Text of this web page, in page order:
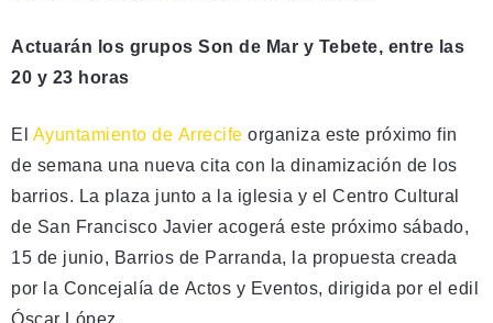
Actuarán los grupos Son de Mar y Tebete, entre las
20 y 23 horas
El Ayuntamiento de Arrecife organiza este próximo fin
de semana una nueva cita con la dinamización de los
barrios. La plaza junto a la iglesia y el Centro Cultural
de San Francisco Javier acogerá este próximo sábado,
15 de junio, Barrios de Parranda, la propuesta creada
por la Concejalía de Actos y Eventos, dirigida por el edil
Óscar López.